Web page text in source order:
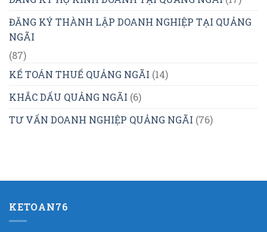
ĐĂNG KÝ THÀNH LẬP DOANH NGHIỆP TẠI QUẢNG
NGÃI
(87)
KẾ TOÁN THUẾ QUẢNG NGÃI (14)
KHẮC DẤU QUẢNG NGÃI (6)
TƯ VẤN DOANH NGHIỆP QUẢNG NGÃI (76)
KETOAN76